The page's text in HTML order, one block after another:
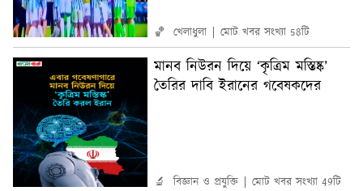
🏀 খেলাধুলা মোট খবর সংখ্যা 58টি
মানব নিউরন দিয়ে ‘কৃত্রিম মস্তিষ্ক’
তৈরির দাবি ইরানের গবেষকদের
🔬 বিজ্ঞান ও প্রযুক্তি মোট খবর সংখ্যা 49টি